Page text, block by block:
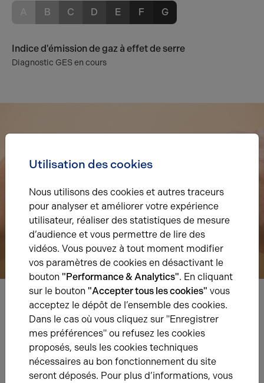
B C D E F G
Indice d'émission de gaz à effet de serre
Diagnostic GES en cours
Nous avons hâte de vous lire,
prenez contact !
Nom*
Utilisation des cookies
Nous utilisons des cookies et autres traceurs
pour analyser et améliorer votre expérience
utilisateur, réaliser des statistiques de mesure
d’audience et vous permettre de lire des
vidéos. Vous pouvez à tout moment modifier
vos paramètres de cookies en désactivant le
bouton "Performance & Analytics". En cliquant
sur le bouton "Accepter tous les cookies" vous
acceptez le dépôt de l’ensemble des cookies.
Dans le cas où vous cliquez sur "Enregistrer
mes préférences" ou refusez les cookies
proposés, seuls les cookies techniques
nécessaires au bon fonctionnement du site
seront déposés. Pour plus d’informations, vous